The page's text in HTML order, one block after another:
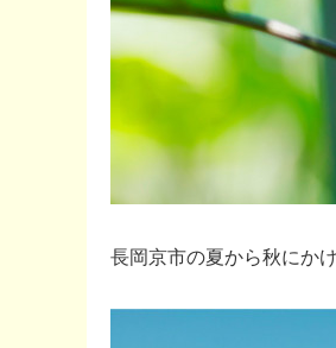
長岡京市の夏から秋にか